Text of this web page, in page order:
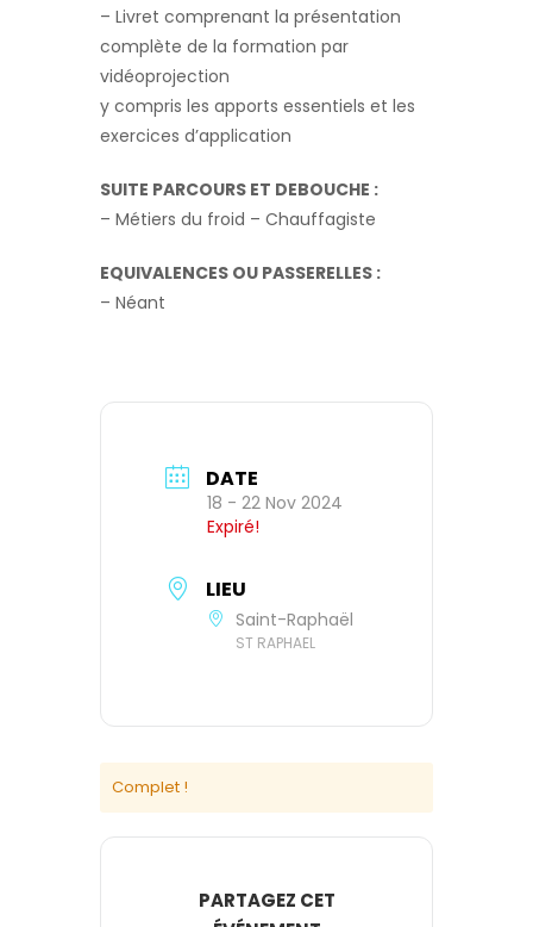
– Livret comprenant la présentation
complète de la formation par
vidéoprojection
y compris les apports essentiels et les
exercices d’application
SUITE PARCOURS ET DEBOUCHE :
– Métiers du froid – Chauffagiste
EQUIVALENCES OU PASSERELLES :
– Néant
DATE
18 - 22 Nov 2024
Expiré!
LIEU
Saint-Raphaël
ST RAPHAEL
Complet !
PARTAGEZ CET